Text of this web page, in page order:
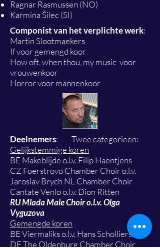
Ragnar Rasmussen (NO)
Karmina Šilec (SI)
Componist van het verplichte werk:
Martin Slootmaekers
If voor gemengd koor
How oft, when thou, my music voor
vrouwenkoor
Horror voor mannenkoor
Deelnemers: Twee categorieën:
Gelijkstemmige koren
BE Makeblijde o.l.v. Filip Haentjens
CZ Foerstrovo Chamber Choir o.l.v.
Jaroslav Brych NL Chamber Choir
Cantate Venlo o.l.v. Dion Ritten
RU Mlada Male Choir o.l.v. Olga
Vyguzova
Gemengde koren
BE Viermaliks o.l.v. Hans Scholliers
DE The Oldenburg Chamber Choir